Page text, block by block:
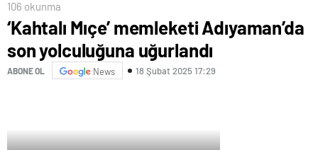
106 okunma
‘Kahtalı Mıçe’ memleketi Adıyaman’da
son yolculuğuna uğurlandı
ABONE OL News 18 Şubat 2025 17:29